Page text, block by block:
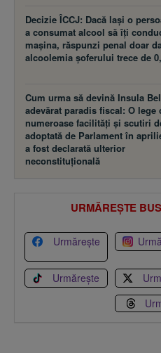
Decizie ÎCCJ: Dacă laşi o
a consumat alcool să îţi
maşina, răspunzi penal doar
alcoolemia şoferului trece de
Cum urma să devină Insula
adevărat paradis fiscal: O lege
numeroase facilităţi şi scutiri
adoptată de Parlament în
a fost declarată ulterior
neconstituţională
URMĂREȘTE
Urmărește
Urmărește